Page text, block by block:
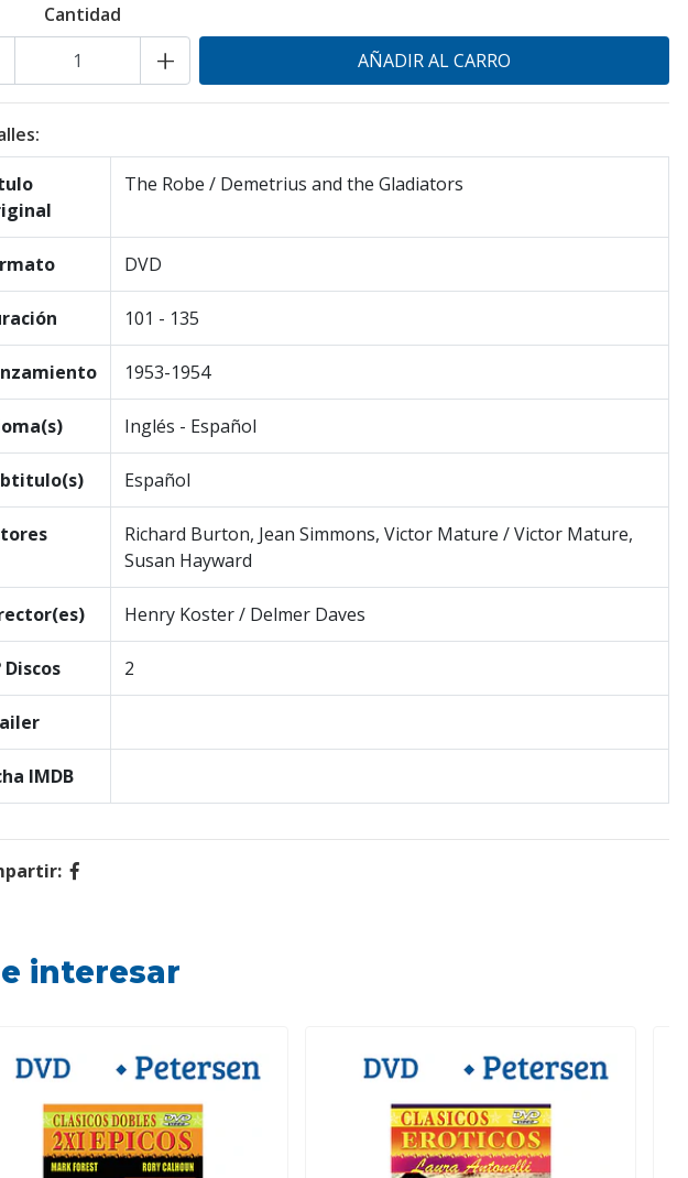
Cantidad
+
The Robe / Demetrius and the Gladiators
DVD
101 - 135
1953-1954
Inglés - Español
Español
Richard Burton, Jean Simmons, Victor Mature / Victor Mature,
Susan Hayward
Henry Koster / Delmer Daves
Discos 2
IMDB
interesar